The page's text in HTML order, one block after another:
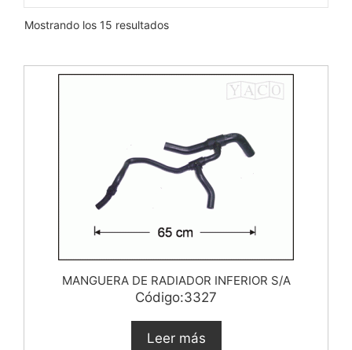
Mostrando los 15 resultados
MANGUERA DE RADIADOR INFERIOR S/A
Código:3327
Leer más